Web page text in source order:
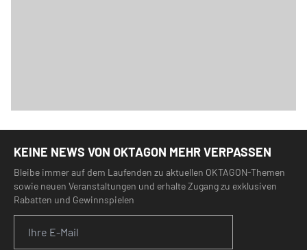
KEINE NEWS VON OKTAGON MEHR VERPASSEN
Bleibe immer auf dem Laufenden zu aktuellen OKTAGON-Themen
sowie neuen Veranstaltungen und erhalte Zugang zu exklusiven
Rabatten und Gewinnspielen